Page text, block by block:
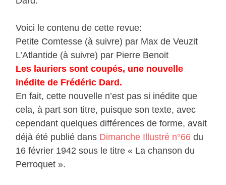
Voici le contenu de cette revue:
Petite Comtesse (à suivre) par Max de Veuzit
L’Atlantide (à suivre) par Pierre Benoit
Les lauriers sont coupés, une nouvelle
inédite de Frédéric Dard.
En fait, cette nouvelle n’est pas si inédite que
cela, à part son titre, puisque son texte, avec
cependant quelques différences de forme, avait
déjà été publié dans Dimanche Illustré n°66 du
16 février 1942 sous le titre « La chanson du
Perroquet ».